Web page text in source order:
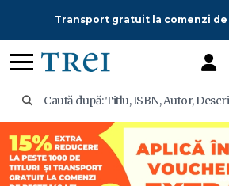
Transport gratuit la comenzi de